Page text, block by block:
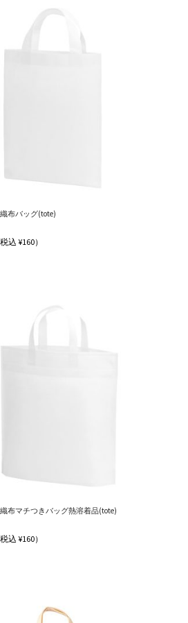
布バッグ(tote)
税込 ¥160）
布マチつきバッグ熱溶着品(tote)
税込 ¥160）